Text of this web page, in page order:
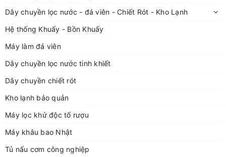
Dây chuyền lọc nước - đá viên - Chiết Rót - Kho Lạnh
Hệ thống Khuấy - Bồn Khuấy
Máy làm đá viên
Dây chuyền lọc nước tinh khiết
Dây chuyền chiết rót
Kho lạnh bảo quản
Máy lọc khử độc tố rượu
Máy khâu bao Nhật
Tủ nấu cơm công nghiệp